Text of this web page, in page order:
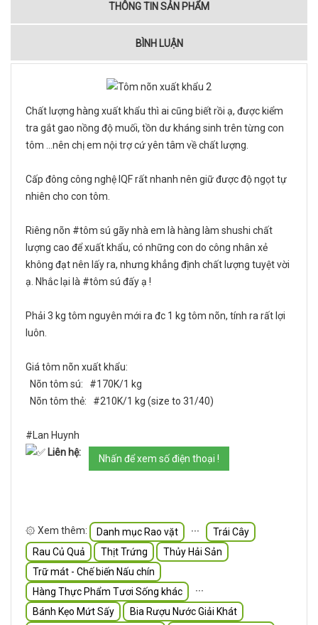
THÔNG TIN SẢN PHẨM
BÌNH LUẬN
Chất lượng hàng xuất khẩu thì ai cũng biết rồi ạ, được kiểm
tra gắt gao nồng độ muối, tồn dư kháng sinh trên từng con
tôm ...nên chị em nội trợ cứ yên tâm về chất lượng.
Cấp đông công nghệ IQF rất nhanh nên giữ được độ ngọt tự
nhiên cho con tôm.
Riêng nõn #tôm sú gãy nhà em là hàng làm shushi chất
lượng cao để xuất khẩu, có những con do công nhân xẻ
không đạt nên lấy ra, nhưng khẳng định chất lượng tuyệt vời
ạ. Nhắc lại là #tôm sú đấy ạ !
Phải 3 kg tôm nguyên mới ra đc 1 kg tôm nõn, tính ra rất lợi
luôn.
Giá tôm nõn xuất khẩu:
Nõn tôm sú: #170K/1 kg
Nõn tôm thẻ: #210K/1 kg (size to 31/40)
#Lan Huynh
Liên hệ:
Nhấn để xem số điện thoại !
۞ Xem thêm: Danh mục Rao vặt ∙∙∙
Trái Cây
Rau Củ Quả
Thịt Trứng
Thủy Hải Sản
Trữ mát - Chế biến Nấu chín
Hàng Thực Phẩm Tươi Sống khác
∙∙∙
Bánh Kẹo Mứt Sấy
Bia Rượu Nước Giải Khát